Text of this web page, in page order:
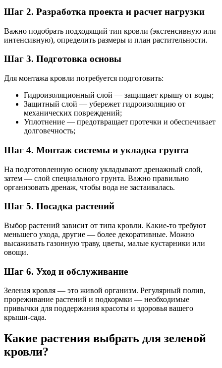
Шаг 2. Разработка проекта и расчет нагрузки
Важно подобрать подходящий тип кровли (экстенсивную или
интенсивную), определить размеры и план растительности.
Шаг 3. Подготовка основы
Для монтажа кровли потребуется подготовить:
Гидроизоляционный слой — защищает крышу от воды;
Защитный слой — убережет гидроизоляцию от
механических повреждений;
Уплотнение — предотвращает протечки и обеспечивает
долговечность;
Шаг 4. Монтаж системы и укладка грунта
На подготовленную основу укладывают дренажный слой,
затем — слой специального грунта. Важно правильно
организовать дренаж, чтобы вода не застаивалась.
Шаг 5. Посадка растений
Выбор растений зависит от типа кровли. Какие-то требуют
меньшего ухода, другие — более декоративные. Можно
высаживать газонную траву, цветы, малые кустарники или
овощи.
Шаг 6. Уход и обслуживание
Зеленая кровля — это живой организм. Регулярный полив,
прореживание растений и подкормки — необходимые
привычки для поддержания красоты и здоровья вашего
крыши-сада.
Какие растения выбрать для зеленой
кровли?